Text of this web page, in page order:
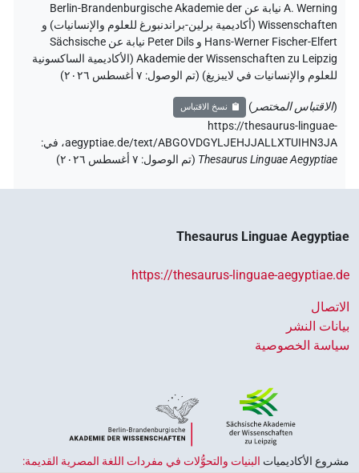
A. Werning نيابة عن Berlin-Brandenburgische Akademie der
Wissenschaften (أكاديمية برلين-براندنبورغ للعلوم والإنسانيات) و
Hans-Werner Fischer-Elfert و Peter Dils نيابة عن Sächsische
Akademie der Wissenschaften zu Leipzig (الأكاديمية الساكسونية
للعلوم والإنسانيات في لايبزيغ) (تم الوصول: ٧ أغسطس ٢٠٢٦ )
(الاقتباس المختصر ) نسخ الاقتباس
https://thesaurus-linguae-
aegyptiae.de/text/ABGOVDGYLJEHJJALLXTUIHN3JA، في:
Thesaurus Linguae Aegyptiae
(تم الوصول: ٧ أغسطس ٢٠٢٦ )
Thesaurus Linguae Aegyptiae
https://thesaurus-linguae-aegyptiae.de
الاتصال
بيانات النشر
سياسة الخصوصية
مشروع الأكاديميات ‏ البنيات والتحوُّلات في مفردات اللغة المصرية القديمة: